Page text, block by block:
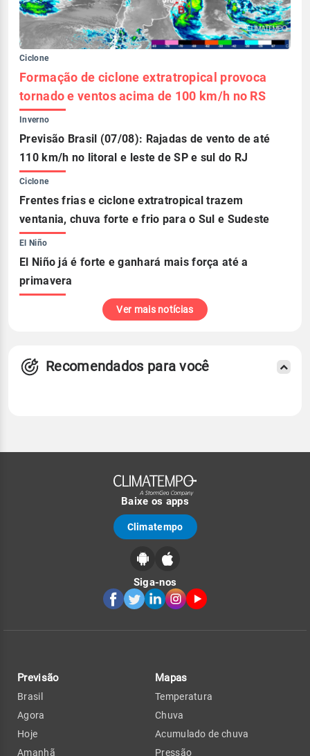
Ciclone
Formação de ciclone extratropical provoca
tornado e ventos acima de 100 km/h no RS
Inverno
Previsão Brasil (07/08): Rajadas de vento de até
110 km/h no litoral e leste de SP e sul do RJ
Ciclone
Frentes frias e ciclone extratropical trazem
ventania, chuva forte e frio para o Sul e Sudeste
El Niño
El Niño já é forte e ganhará mais força até a
primavera
Ver mais notícias
Recomendados para você
Baixe os apps
Climatempo
Siga-nos
Previsão
Brasil
Agora
Hoje
Amanhã
Mapas
Temperatura
Chuva
Acumulado de chuva
Pressão